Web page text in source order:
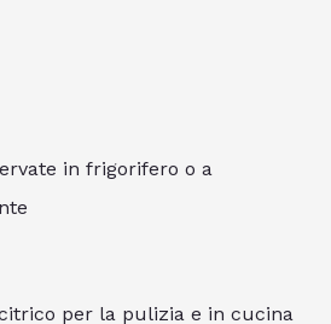
in frigorifero o a
per la pulizia e in cucina